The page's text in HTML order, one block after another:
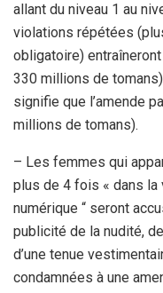
allant du niveau 1 au
violations répétées
obligatoire) entraîneront
330 millions de
signifie que l’amende
millions de tomans).
– Les femmes qui
plus de 4 fois « dans la
numérique “ seront
publicité de la nudité,
d’une tenue
condamnées à une